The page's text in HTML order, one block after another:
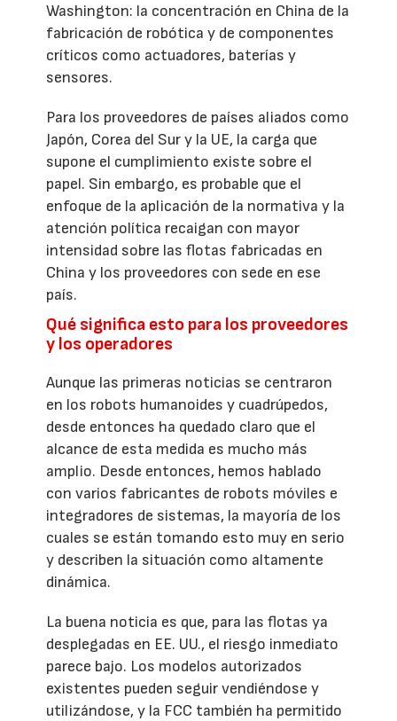
Washington: la concentración en China de la
fabricación de robótica y de componentes
críticos como actuadores, baterías y
sensores.
Para los proveedores de países aliados como
Japón, Corea del Sur y la UE, la carga que
supone el cumplimiento existe sobre el
papel. Sin embargo, es probable que el
enfoque de la aplicación de la normativa y la
atención política recaigan con mayor
intensidad sobre las flotas fabricadas en
China y los proveedores con sede en ese
país.
Qué significa esto para los proveedores
y los operadores
Aunque las primeras noticias se centraron
en los robots humanoides y cuadrúpedos,
desde entonces ha quedado claro que el
alcance de esta medida es mucho más
amplio. Desde entonces, hemos hablado
con varios fabricantes de robots móviles e
integradores de sistemas, la mayoría de los
cuales se están tomando esto muy en serio
y describen la situación como altamente
dinámica.
La buena noticia es que, para las flotas ya
desplegadas en EE. UU., el riesgo inmediato
parece bajo. Los modelos autorizados
existentes pueden seguir vendiéndose y
utilizándose, y la FCC también ha permitido